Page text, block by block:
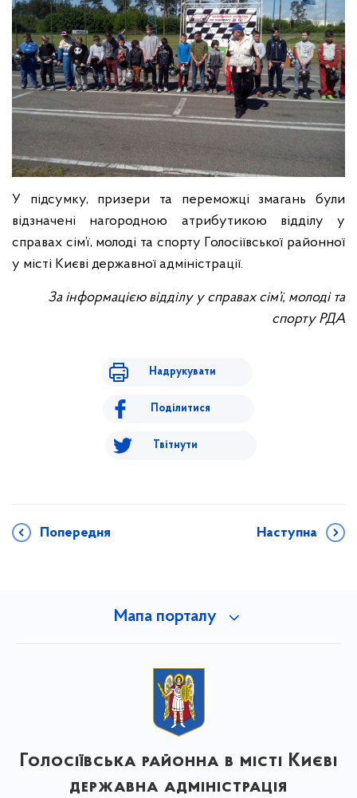
У підсумку, призери та переможці змагань були
відзначені нагородною атрибутикою відділу у
справах сім’ї, молоді та спорту Голосіївської районної
у місті Києві державної адміністрації.
За інформацією відділу у справах сім’ї, молоді та
спорту РДА
Надрукувати
Поділитися
Твітнути
Попередня Наступна
Мапа порталу
Голосіївська районна в місті Києві
державна адміністрація